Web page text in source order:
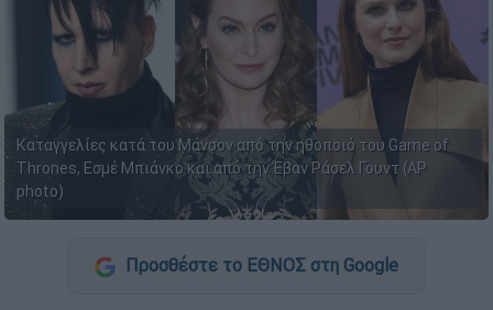
Καταγγελίες κατά του Μάνσον από την ηθοποιό του Game of
Thrones, Εσμέ Μπιάνκο και από την Έβαν Ράσελ Γουντ (AP
photo)
Προσθέστε το ΕΘΝΟΣ στη Google